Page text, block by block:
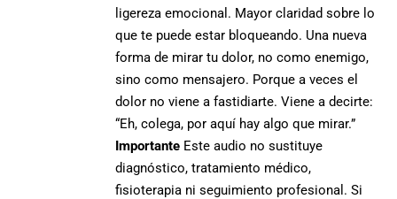
ligereza emocional. Mayor claridad sobre lo
que te puede estar bloqueando. Una nueva
forma de mirar tu dolor, no como enemigo,
sino como mensajero. Porque a veces el
dolor no viene a fastidiarte. Viene a decirte:
“Eh, colega, por aquí hay algo que mirar.”
Importante Este audio no sustituye
diagnóstico, tratamiento médico,
fisioterapia ni seguimiento profesional. Si